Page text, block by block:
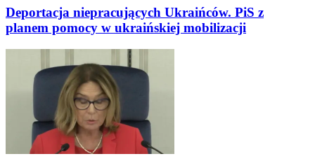
Deportacja niepracujących Ukraińców. PiS z
planem pomocy w ukraińskiej mobilizacji